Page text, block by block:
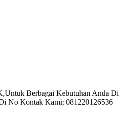
Berbagai Kebutuhan Anda Di
No Kontak Kami; 081220126536